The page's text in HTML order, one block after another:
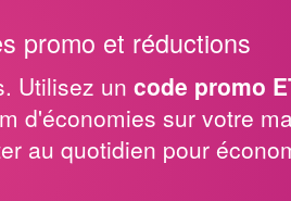
promo et réductions
Utilisez un code promo
d'économies sur votre
au quotidien pour